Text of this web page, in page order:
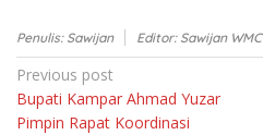
Penulis: Sawijan Editor: Sawijan WMC
Navigasi
pos
Previous post
Bupati Kampar Ahmad Yuzar
Pimpin Rapat Koordinasi